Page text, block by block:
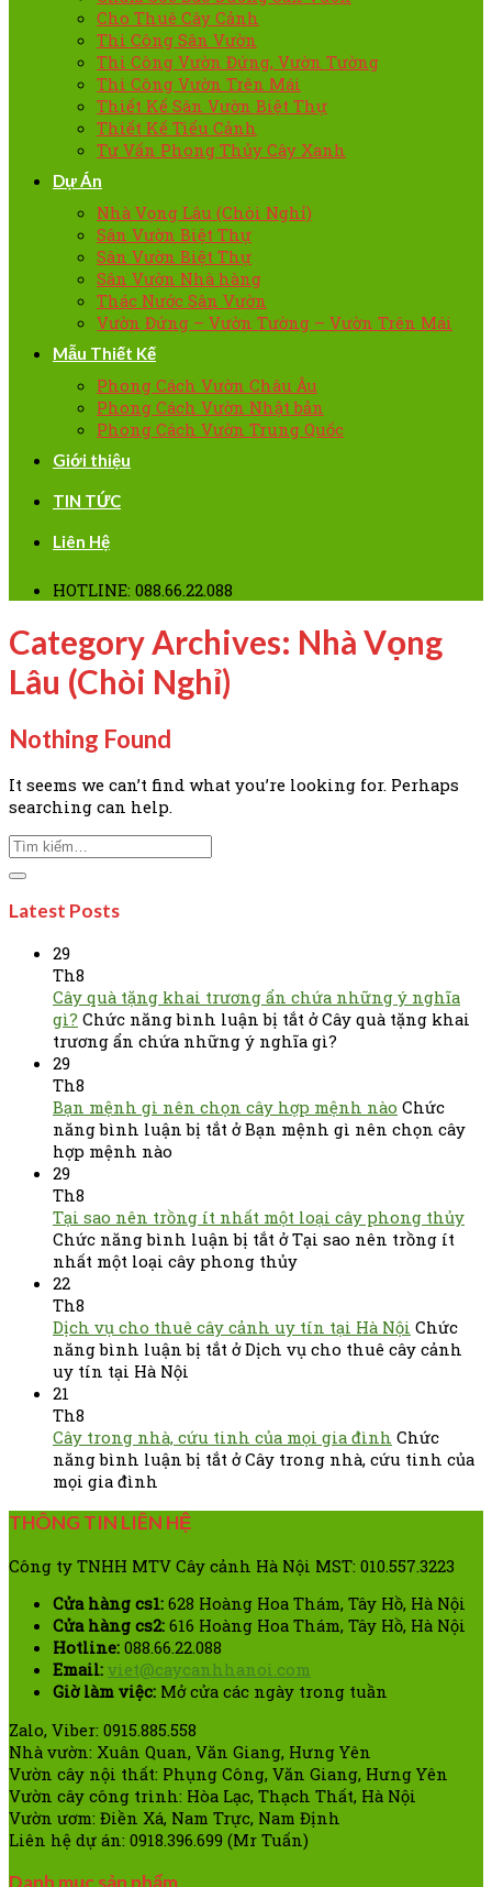
Cho Thuê Cây Cảnh
Thi Công Sân Vườn
Thi Công Vườn Đứng, Vườn Tường
Thi Công Vườn Trên Mái
Thiết Kế Sân Vườn Biệt Thự
Thiết Kế Tiểu Cảnh
Tư Vấn Phong Thủy Cây Xanh
Dự Án
Nhà Vọng Lâu (Chòi Nghỉ)
Sân Vườn Biệt Thự
Sân Vườn Biệt Thự
Sân Vườn Nhà hàng
Thác Nước Sân Vườn
Vườn Đứng – Vườn Tường – Vườn Trên Mái
Mẫu Thiết Kế
Phong Cách Vườn Châu Âu
Phong Cách Vườn Nhật bản
Phong Cách Vườn Trung Quốc
Giới thiệu
TIN TỨC
Liên Hệ
HOTLINE: 088.66.22.088
Category Archives: Nhà Vọng
Lâu (Chòi Nghỉ)
Nothing Found
It seems we can’t find what you’re looking for. Perhaps
searching can help.
Latest Posts
29
Th8
Cây quà tặng khai trương ẩn chứa những ý nghĩa
gì? Chức năng bình luận bị tắt ở Cây quà tặng khai
trương ẩn chứa những ý nghĩa gì?
29
Th8
Bạn mệnh gì nên chọn cây hợp mệnh nào Chức
năng bình luận bị tắt ở Bạn mệnh gì nên chọn cây
hợp mệnh nào
29
Th8
Tại sao nên trồng ít nhất một loại cây phong thủy
Chức năng bình luận bị tắt ở Tại sao nên trồng ít
nhất một loại cây phong thủy
22
Th8
Dịch vụ cho thuê cây cảnh uy tín tại Hà Nội Chức
năng bình luận bị tắt ở Dịch vụ cho thuê cây cảnh
uy tín tại Hà Nội
21
Th8
Cây trong nhà, cứu tinh của mọi gia đình Chức
năng bình luận bị tắt ở Cây trong nhà, cứu tinh của
mọi gia đình
THÔNG TIN LIÊN HỆ
Công ty TNHH MTV Cây cảnh Hà Nội MST: 010.557.3223
Cửa hàng cs1: 628 Hoàng Hoa Thám, Tây Hồ, Hà Nội
Cửa hàng cs2: 616 Hoàng Hoa Thám, Tây Hồ, Hà Nội
Hotline: 088.66.22.088
Email: viet@caycanhhanoi.com
Giờ làm việc: Mở cửa các ngày trong tuần
Zalo, Viber: 0915.885.558
Nhà vườn: Xuân Quan, Văn Giang, Hưng Yên
Vườn cây nội thất: Phụng Công, Văn Giang, Hưng Yên
Vườn cây công trình: Hòa Lạc, Thạch Thất, Hà Nội
Vườn ươm: Điền Xá, Nam Trực, Nam Định
Liên hệ dự án: 0918.396.699 (Mr Tuấn)
Danh mục sản phẩm